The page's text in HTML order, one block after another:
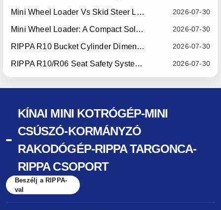
2026-07-30
Mini Wheel Loader Vs Skid Steer Loader: Which Compact Machine Is Better For Your Business?
2026-07-30
Mini Wheel Loader: A Compact Solution For Efficient Material Handling
2026-07-30
RIPPA R10 Bucket Cylinder Dimension Optimization — Effective July 15, 2026
2026-07-30
RIPPA R10/R06 Seat Safety System Upgrade — Effective July 22, 2026
KÍNAI MINI KOTRÓGÉP-MINI
CSÚSZÓ-KORMÁNYZÓ
RAKODÓGÉP-RIPPA TARGONCA-
RIPPA CSOPORT
Beszélj a RIPPA-
val